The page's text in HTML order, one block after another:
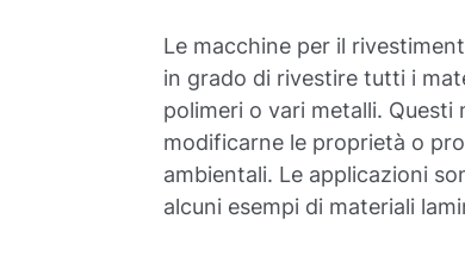
Le macchine per il
in grado di rivestire tutti i
polimeri o vari metalli.
modificarne le proprietà o
ambientali. Le applicazioni
alcuni esempi di materiali